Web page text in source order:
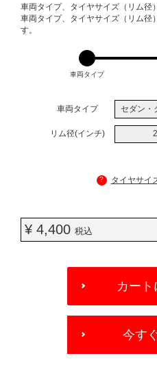
VARIATIONS
車両タイプ、タイヤサイズ（リム径
車両タイプ、タイヤサイズ（リム径
す。
車両タイプ
車両タイプ セダン・
リム径(インチ)
? タイヤサイ
¥ 4,400 税込
OPTIONS
カート
今す